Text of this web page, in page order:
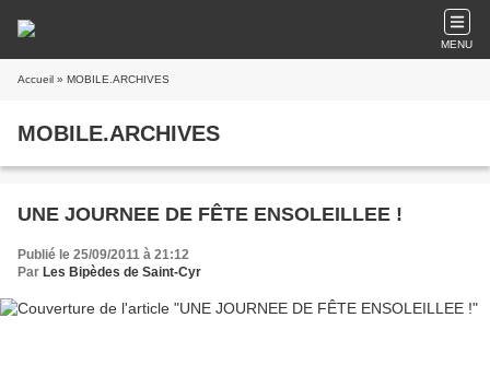
MENU
Accueil » MOBILE.ARCHIVES
MOBILE.ARCHIVES
UNE JOURNEE DE FÊTE ENSOLEILLEE !
Publié le 25/09/2011 à 21:12
Par Les Bipèdes de Saint-Cyr